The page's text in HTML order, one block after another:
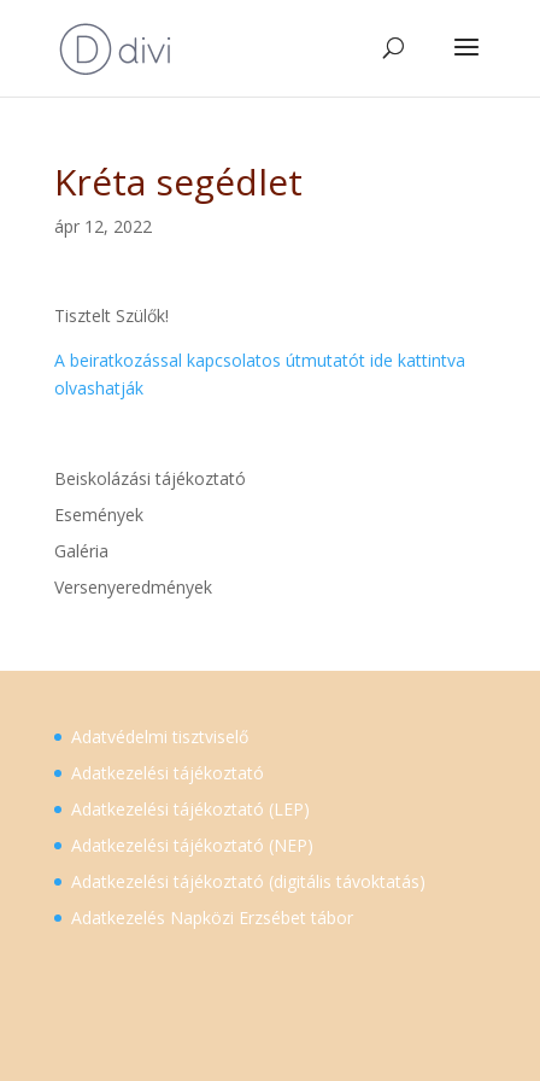
Kréta segédlet
ápr 12, 2022
Tisztelt Szülők!
A beiratkozással kapcsolatos útmutatót ide kattintva
olvashatják
Beiskolázási tájékoztató
Események
Galéria
Versenyeredmények
Adatvédelmi tisztviselő
Adatkezelési tájékoztató
Adatkezelési tájékoztató (LEP)
Adatkezelési tájékoztató (NEP)
Adatkezelési tájékoztató (digitális távoktatás)
Adatkezelés Napközi Erzsébet tábor